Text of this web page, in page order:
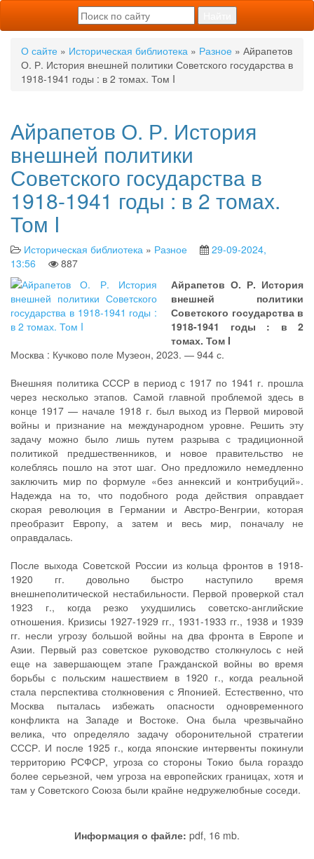
О сайте » Историческая библиотека » Разное » Айрапетов
О. Р. История внешней политики Советского государства в
1918-1941 годы : в 2 томах. Том I
Айрапетов О. Р. История
внешней политики
Советского государства в
1918-1941 годы : в 2 томах.
Том I
Историческая библиотека » Разное
29-09-2024,
13:56
887
Айрапетов О. Р. История
внешней политики
Советского государства в
1918-1941 годы : в 2
томах. Том I
Москва : Кучково поле Музеон, 2023. — 944 с.
Внешняя политика СССР в период с 1917 по 1941 г. прошла
через несколько этапов. Самой главной проблемой здесь в
конце 1917 — начале 1918 г. был выход из Первой мировой
войны и признание на международном уровне. Решить эту
задачу можно было лишь путем разрыва с традиционной
политикой предшественников, и новое правительство не
колеблясь пошло на этот шаг. Оно предложило немедленно
заключить мир по формуле «без аннексий и контрибуций».
Надежда на то, что подобного рода действия оправдает
скорая революция в Германии и Австро-Венгрии, которая
преобразит Европу, а затем и весь мир, поначалу не
оправдалась.
После выхода Советской России из кольца фронтов в 1918-
1920 гг. довольно быстро наступило время
внешнеполитической нестабильности. Первой проверкой стал
1923 г., когда резко ухудшились советско-английские
отношения. Кризисы 1927-1929 гг., 1931-1933 гг., 1938 и 1939
гг. несли угрозу большой войны на два фронта в Европе и
Азии. Первый раз советское руководство столкнулось с ней
еще на завершающем этапе Гражданской войны во время
борьбы с польским нашествием в 1920 г., когда реальной
стала перспектива столкновения с Японией. Естественно, что
Москва пыталась избежать опасности одновременного
конфликта на Западе и Востоке. Она была чрезвычайно
велика, что определяло задачу оборонительной стратегии
СССР. И после 1925 г., когда японские интервенты покинули
территорию РСФСР, угроза со стороны Токио была гораздо
более серьезной, чем угроза на европейских границах, хотя и
там у Советского Союза были крайне недружелюбные соседи.
Информация о файле: pdf, 16 mb.